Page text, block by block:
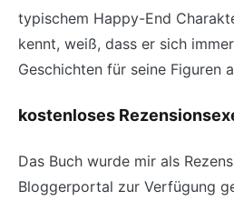
typischem Happy-End
kennt, weiß, dass er sich
Geschichten für seine Figuren
kostenloses
Das Buch wurde mir als
Bloggerportal zur Verfügung